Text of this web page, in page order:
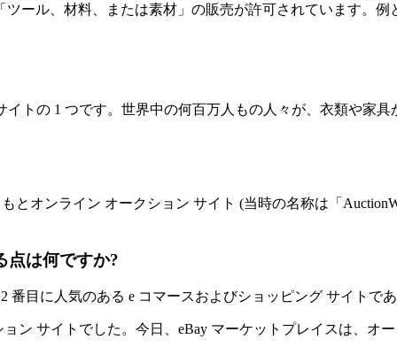
ール、材料、または素材」の販売が許可されています。
イトの 1 つです。世界中の何百万人もの人々が、衣類や家
とオンライン オークション サイト (当時の名称は「
点は何ですか?
目に人気のある e コマースおよびショッピング サイトで
ン サイトでした。今日、eBay マーケットプレイスは、オ